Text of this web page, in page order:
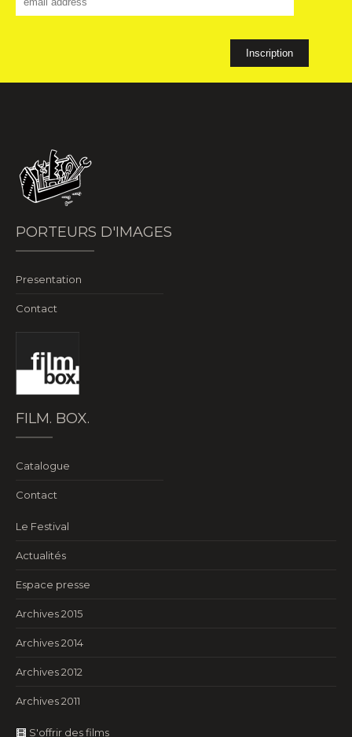
PORTEURS D'IMAGES
Presentation
Contact
FILM. BOX.
Catalogue
Contact
Le Festival
Actualités
Espace presse
Archives 2015
Archives 2014
Archives 2012
Archives 2011
S'offrir des films